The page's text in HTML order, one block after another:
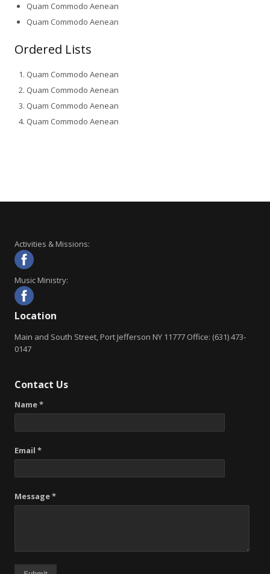
Quam Commodo Aenean
Quam Commodo Aenean
Ordered Lists
Quam Commodo Aenean
Quam Commodo Aenean
Quam Commodo Aenean
Quam Commodo Aenean
Activities & Missions:
Music Ministry:
Location
Main and South Street, Port Jefferson NY 11777 Office: (631) 473-
0147
Contact Us
Name *
Email *
Message *